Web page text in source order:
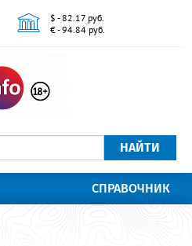
$ - 82.17 руб.
€ - 94.84 руб.
НАЙТИ
СПРАВОЧНИК